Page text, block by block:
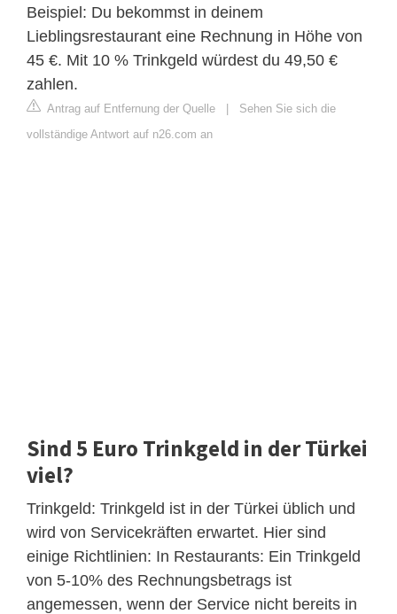
Beispiel: Du bekommst in deinem
Lieblingsrestaurant eine Rechnung in Höhe von
45 €. Mit 10 % Trinkgeld würdest du 49,50 €
zahlen.
Antrag auf Entfernung der Quelle | Sehen Sie sich die
vollständige Antwort auf n26.com an
Sind 5 Euro Trinkgeld in der Türkei
viel?
Trinkgeld: Trinkgeld ist in der Türkei üblich und
wird von Servicekräften erwartet. Hier sind
einige Richtlinien: In Restaurants: Ein Trinkgeld
von 5-10% des Rechnungsbetrags ist
angemessen, wenn der Service nicht bereits in